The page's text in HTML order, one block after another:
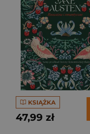
KSIĄŻKA
47,99 zł